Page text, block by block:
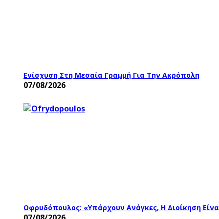
Ενίσχυση Στη Μεσαία Γραμμή Για Την Ακρόπολη
07/08/2026
Οφρυδόπουλος: «Υπάρχουν Ανάγκες, Η Διοίκηση